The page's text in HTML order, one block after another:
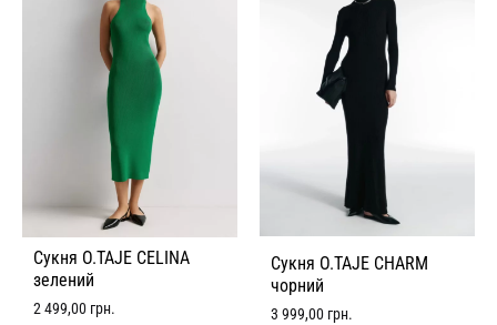
Сукня O.TAJE CELINA
зелений
2 499,00 грн.
Сукня O.TAJE CHARM
чорний
3 999,00 грн.